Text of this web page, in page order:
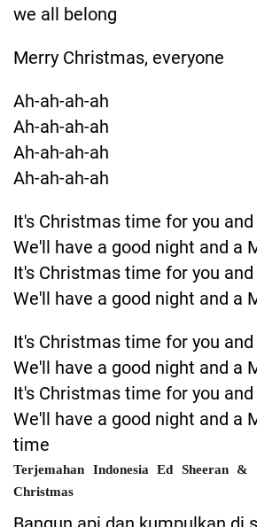
we all belong
Merry Christmas, everyone
Ah-ah-ah-ah
Ah-ah-ah-ah
Ah-ah-ah-ah
Ah-ah-ah-ah
It's Christmas time for you and
We'll have a good night and a
It's Christmas time for you and
We'll have a good night and a
It's Christmas time for you and
We'll have a good night and a
It's Christmas time for you and
We'll have a good night and a
time
Terjemahan Indonesia Ed Sheeran
Christmas